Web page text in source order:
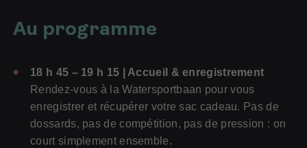
Au programme
18 h 45 – 19 h 15 | Accueil & enregistrement
Rendez-vous à la Watersportbaan pour vous
enregistrer et récupérer votre sac cadeau. Pas de
dossards, pas de compétition, pas de pression : on
court simplement ensemble.